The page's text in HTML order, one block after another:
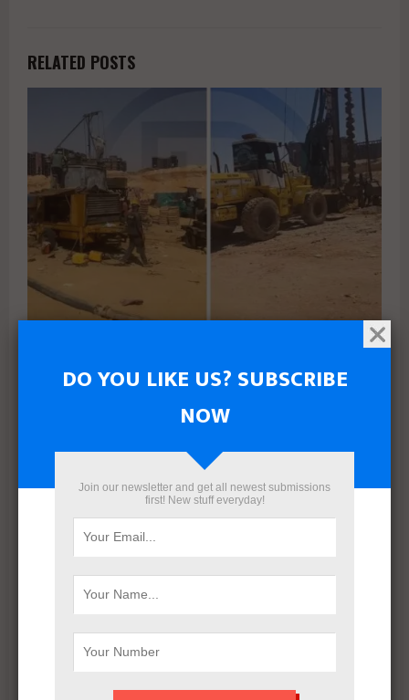
RELATED POSTS
بالتزامن مع طرح المرحلة الأولى للبيع
جديدة من النمو بدعم مالي بقيمة 700 مليون جنيه
DO YOU LIKE US? SUBSCRIBE
NOW
Join our newsletter and get all newest submissions
first! New stuff everyday!